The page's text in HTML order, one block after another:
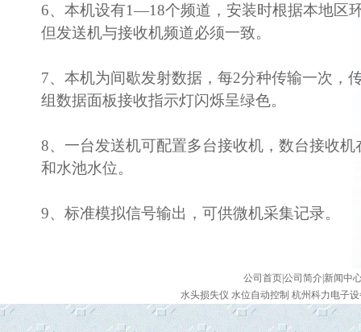
6、本机设有1—18个频道，安装时根据本地区
但发送机与接收机频道必须一致。
7、本机为间歇发射数据，每2分种传输一次，
组数据面板接收指示灯闪烁呈绿色。
8、一台发送机可配置多台接收机，数台接收
和水池水位。
9、标准模拟信号输出，可供微机采集记录。
公司首页公司简介 新闻中
水头损失仪 水位自动控制 杭州科力电子